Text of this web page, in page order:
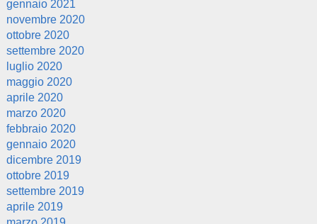
gennaio 2021
novembre 2020
ottobre 2020
settembre 2020
luglio 2020
maggio 2020
aprile 2020
marzo 2020
febbraio 2020
gennaio 2020
dicembre 2019
ottobre 2019
settembre 2019
aprile 2019